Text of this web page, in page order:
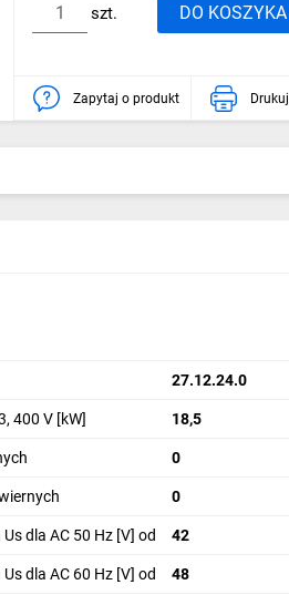
szt. DO KOSZYKA
Zapytaj o produkt Drukuj
27.12.24.0
400 V [kW] 18,5
0
0
dla AC 50 Hz [V] od 42
dla AC 60 Hz [V] od 48